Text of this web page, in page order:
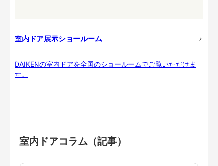
室内ドア展示ショールーム
DAIKENの室内ドアを全国のショールームでご覧いただけま
す。
室内ドアコラム（記事）